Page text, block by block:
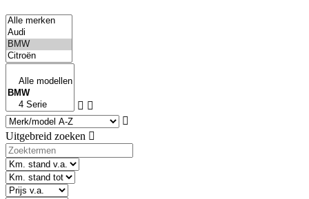
Uitgebreid zoeken